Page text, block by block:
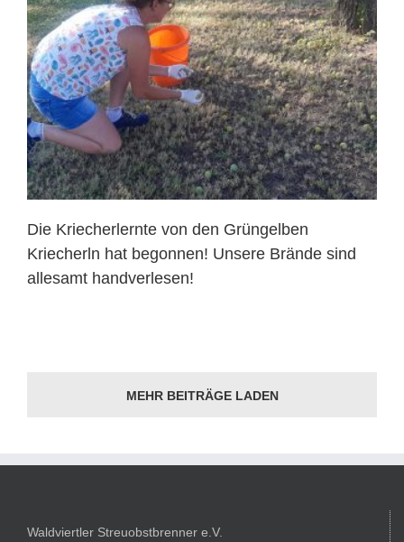
Die Kriecherlernte von den Grüngelben
Kriecherln hat begonnen! Unsere Brände sind
allesamt handverlesen!
MEHR BEITRÄGE LADEN
Waldviertler Streuobstbrenner e.V.